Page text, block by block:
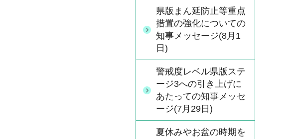
県版まん延防止等重点
措置の強化についての
知事メッセージ(8月1
日)
警戒度レベル県版ステ
ージ3への引き上げに
あたっての知事メッセ
ージ(7月29日)
夏休みやお盆の時期を